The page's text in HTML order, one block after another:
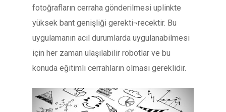
fotoğrafların cerraha gönderilmesi uplinkte
yüksek bant genişliği gerekti¬recektir. Bu
uygulamanın acil durumlarda uygulanabilmesi
için her zaman ulaşılabilir robotlar ve bu
konuda eğitimli cerrahların olması gereklidir.